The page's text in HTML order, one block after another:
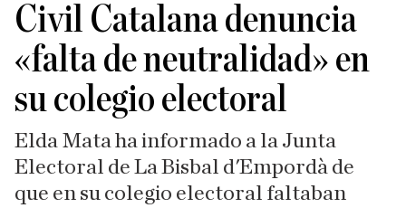
Civil Catalana denuncia
«falta de neutralidad» en
su colegio electoral
Elda Mata ha informado a la Junta
Electoral de La Bisbal d'Empordà de
que en su colegio electoral faltaban